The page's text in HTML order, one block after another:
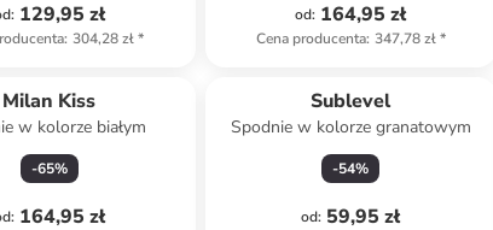
: 129,95 zł
: 304,28 zł*
od: 164,95 zł
Cena producenta: 347,78 zł*
Milan Kiss
w kolorze białym
-65%
: 164,95 zł
Sublevel
Spodnie w kolorze granatowym
-54%
od: 59,95 zł